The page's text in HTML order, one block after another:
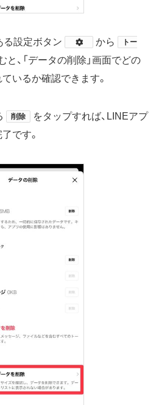
る設定ボタン ​から トー
と、「データの削除」画面でどの
いるか確認できます。
削除
をタップすれば、LINEアプ
です。